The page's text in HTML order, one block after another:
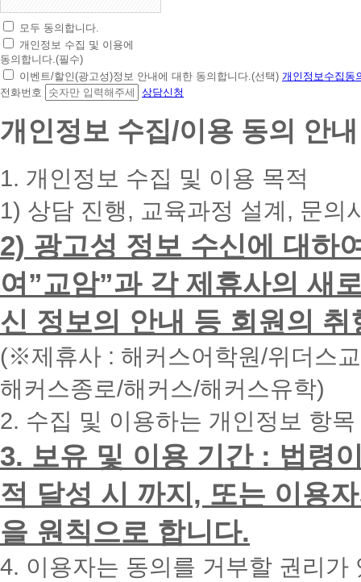
초
간
편
상
담
청
대
폰
입
력
시
면
빠
른
간
내
에
화
드
리
겠
습
니
다.
모두 동의합니다.
개인정보 수집 및 이용에
동의합니다.(필수)
이벤트/할인(광고성)정보 안내에 대한 동의합니다.(선택) 개인정보수집동
전화번호
상담신청
개인정보 수집/이용 동의 안내
1. 개인정보 수집 및 이용 목적
1) 상담 진행, 교육과정 설계, 문의
2) 광고성 정보 수신에 대하
여”교암”과 각 제휴사의 새
신 정보의 안내 등 회원의
(※제휴사 : 해커스어학원/위더스
해커스종로/해커스/해커스유학)
2. 수집 및 이용하는 개인정보 항
3. 보유 및 이용 기간 : 법령
적 달성 시 까지, 또는 이용
을 원칙으로 합니다.
4. 이용자는 동의를 거부할 권리